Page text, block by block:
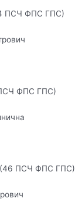
ПСЧ ФПС ГПС)
ФПС ГПС)
(46 ПСЧ ФПС ГПС)